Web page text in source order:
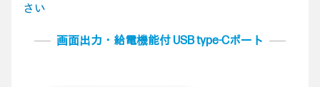
さい
画面出力・給電機能付 USB type-Cポート